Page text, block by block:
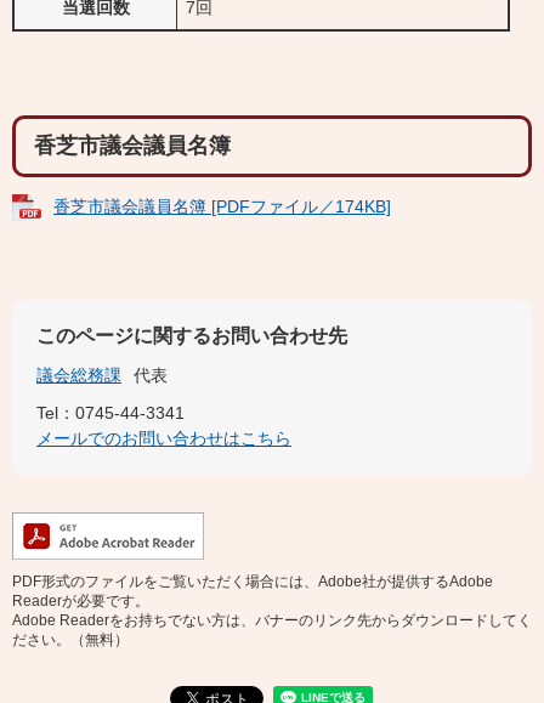
当選回数 7回
香芝市議会議員名簿
香芝市議会議員名簿 [PDFファイル／174KB]
このページに関するお問い合わせ先
議会総務課
代表
Tel：0745-44-3341
メールでのお問い合わせはこちら
PDF形式のファイルをご覧いただく場合には、Adobe社が提供するAdobe
Readerが必要です。
Adobe Readerをお持ちでない方は、バナーのリンク先からダウンロードしてく
ださい。（無料）